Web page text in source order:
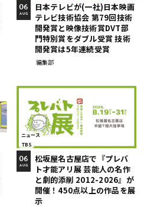
日本テレビが(一社)日本映画
テレビ技術協会 第79回技術
開発賞と映像技術賞DVT部
門特別賞をダブル受賞 技術
開発賞は5年連続受賞
編集部
06
AUG
ニュース
TBS
松坂屋名古屋店で『プレバ
ト才能アリ展 芸能人の名作
と劇的添削 2012-2026』が
開催！450点以上の作品を展
示
06
AUG